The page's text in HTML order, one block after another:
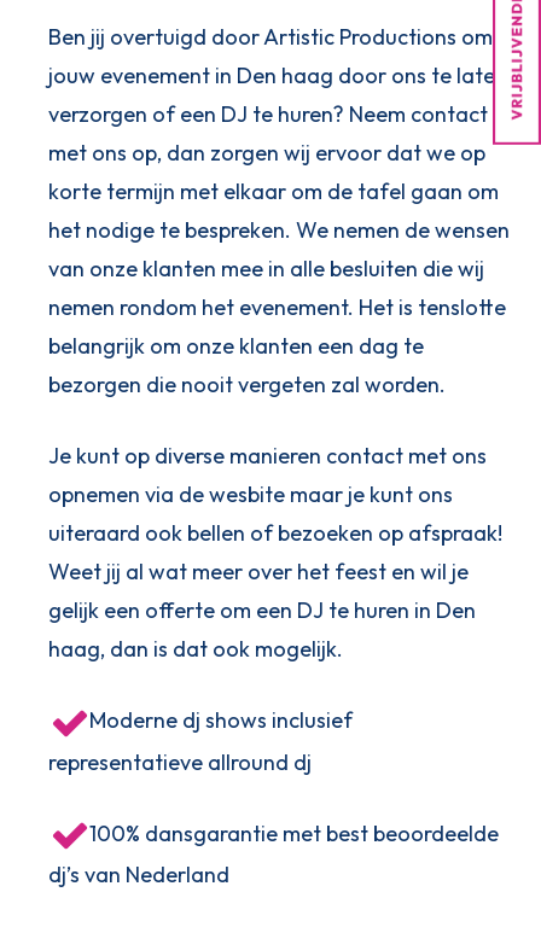
Ben jij overtuigd door Artistic Productions om
jouw evenement in Den haag door ons te laten
verzorgen of een DJ te huren? Neem contact
met ons op, dan zorgen wij ervoor dat we op
korte termijn met elkaar om de tafel gaan om
het nodige te bespreken. We nemen de wensen
van onze klanten mee in alle besluiten die wij
nemen rondom het evenement. Het is tenslotte
belangrijk om onze klanten een dag te
bezorgen die nooit vergeten zal worden.
Je kunt op diverse manieren contact met ons
opnemen via de wesbite maar je kunt ons
uiteraard ook bellen of bezoeken op afspraak!
Weet jij al wat meer over het feest en wil je
gelijk een offerte om een DJ te huren in Den
haag, dan is dat ook mogelijk.
Moderne dj shows inclusief
representatieve allround dj
100% dansgarantie met best beoordeelde
dj’s van Nederland